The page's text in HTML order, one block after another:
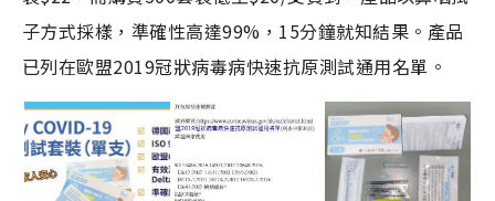
子方式採樣，準確性高達99%，15分鐘就知結果。產品
已列在歐盟2019冠狀病毒病快速抗原測試通用名單。